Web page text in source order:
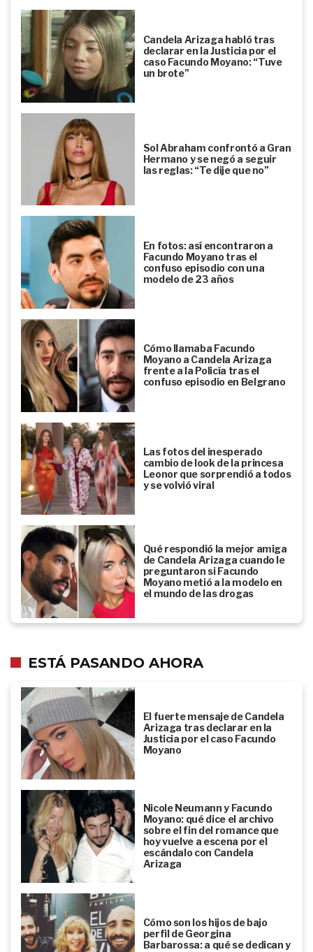
Candela Arizaga habló tras
declarar en la Justicia por el
caso Facundo Moyano: “Tuve
un brote”
Sol Abraham confrontó a Gran
Hermano y se negó a seguir
las reglas: “Te dije que no”
En fotos: así encontraron a
Facundo Moyano tras el
confuso episodio con una
modelo de 23 años
Cómo llamaba Facundo
Moyano a Candela Arizaga
frente a la Policía tras el
confuso episodio en Belgrano
Las fotos del inesperado
cambio de look de la princesa
Leonor que sorprendió a todos
y se volvió viral
Qué respondió la mejor amiga
de Candela Arizaga cuando le
preguntaron si Facundo
Moyano metió a la modelo en
el mundo de las drogas
ESTÁ PASANDO AHORA
El fuerte mensaje de Candela
Arizaga tras declarar en la
Justicia por el caso Facundo
Moyano
Nicole Neumann y Facundo
Moyano: qué dice el archivo
sobre el fin del romance que
hoy vuelve a escena por el
escándalo con Candela
Arizaga
Cómo son los hijos de bajo
perfil de Georgina
Barbarossa: a qué se dedican y